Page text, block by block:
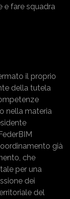
e fare squadra
il proprio
della tutela
nella materia
già
che
per una
dei
del